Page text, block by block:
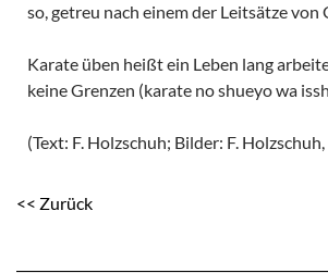
so, getreu nach einem der Leitsätze von
Karate üben heißt ein Leben lang
keine Grenzen (karate no shueyo wa
(Text: F. Holzschuh; Bilder: F.
<< Zurück